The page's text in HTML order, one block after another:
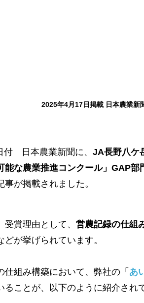
2025年4月17日掲載 日本農業新
付 日本農業新聞に、 JA長野八ケ
能な農業推進コンクール」GAP
事が掲載されました。
賞理由として、 営農記録の仕組
どが挙げられています。
仕組み構築において、弊社の「 あ
ることが、以下のように紹介され